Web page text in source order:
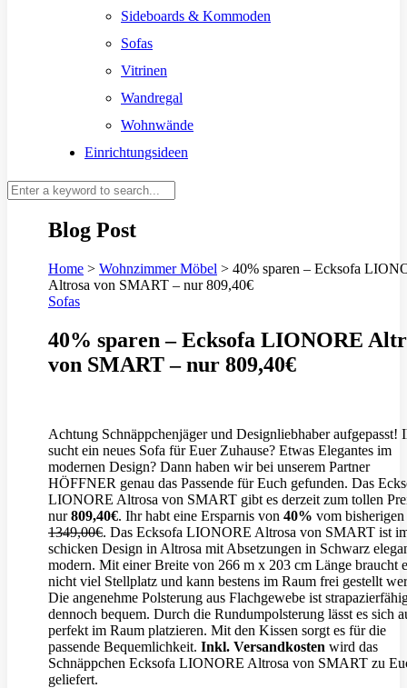
Sideboards & Kommoden
Sofas
Vitrinen
Wandregal
Wohnwände
Einrichtungsideen
Blog Post
Home > Wohnzimmer Möbel > 40% sparen – Ecksofa
Altrosa von SMART – nur 809,40€
Sofas
40% sparen – Ecksofa LIONORE
von SMART – nur 809,40€
Achtung Schnäppchenjäger und Designliebhaber aufgepasst!
sucht ein neues Sofa für Euer Zuhause? Etwas Elegantes im
modernen Design? Dann haben wir bei unserem Partner
HÖFFNER genau das Passende für Euch gefunden. Das
LIONORE Altrosa von SMART gibt es derzeit zum tollen
nur809,40€. Ihr habt eine Ersparnis von 40% vom bisherigen
1349,00€. Das Ecksofa LIONORE Altrosa von SMART ist
schicken Design in Altrosa mit Absetzungen in Schwarz
modern. Mit einer Breite von 266 m x 203 cm Länge braucht
nicht viel Stellplatz und kann bestens im Raum frei gestellt
Die angenehme Polsterung aus Flachgewebe ist
dennoch bequem. Durch die Rundumpolsterung lässt es sich
perfekt im Raum platzieren. Mit den Kissen sorgt es für die
passende Bequemlichkeit. Inkl. Versandkosten wird das
Schnäppchen Ecksofa LIONORE Altrosa von SMART zu
geliefert.